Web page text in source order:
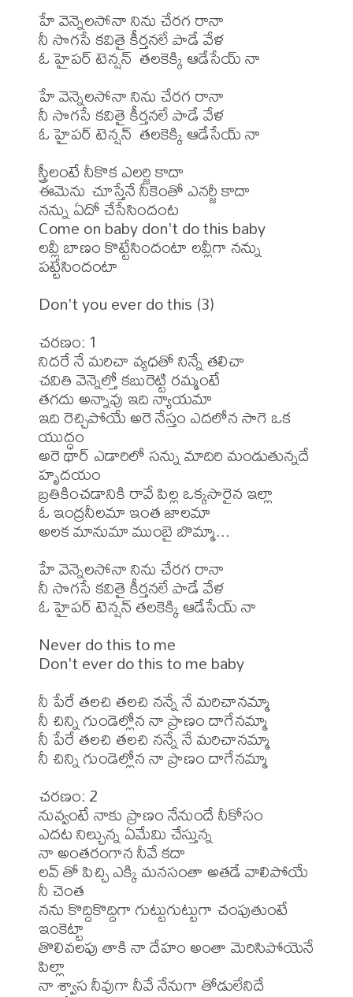
హే వెన్నెలసోనా నిను చేరగ రానా
నీ సొగసే కవితై కీర్తనలే పాడే వేళ
ఓ హైపర్ టెన్షన్  తలకెక్కి ఆడేసేయ్ నా
హే వెన్నెలసోనా నిను చేరగ రానా
నీ సొగసే కవితై కీర్తనలే పాడే వేళ
ఓ హైపర్ టెన్షన్  తలకెక్కి ఆడేసేయ్ నా
స్త్రీలంటే నీకొక ఎలర్జి కాదా
ఈమెను చూస్తేనే నీకెంతో ఎనర్జీ కాదా
నన్ను ఏదో చేసేసిందంట
Come on baby don't do this baby
లవ్లీ బాణం కొట్టేసిందంటా లవ్లీగా నన్ను
పట్టేసిందంటా
Don't you ever do this (3)
చరణం: 1
నిదరే నే మరిచా వ్యధతో నిన్నే తలిచా
చవితి వెన్నెల్తో కబురెట్టి రమ్మంటే
తగదు అన్నావు ఇది న్యాయమా
ఇది రెచ్చిపోయే అరె నేస్తం ఎదలోన సాగె ఒక
యుద్ధం
అరె థార్ ఎడారిలో సన్ను మాదిరి మండుతున్నదే
హృదయం
బ్రతికించడానికి రావే పిల్ల ఒక్కసారైన ఇల్లా
ఓ ఇంద్రనీలమా ఇంత జాలమా
అలక మానుమా ముంబై బొమ్మా...
హే వెన్నెలసోనా నిను చేరగ రానా
నీ సొగసే కవితై కీర్తనలే పాడే వేళ
ఓ హైపర్ టెన్షన్ తలకెక్కి ఆడేసేయ్ నా
Never do this to me
Don't ever do this to me baby
నీ పేరే తలచి తలచి నన్నే నే మరిచానమ్మా
నీ చిన్ని గుండెల్లోన నా ప్రాణం దాగేనమ్మా
నీ పేరే తలచి తలచి నన్నే నే మరిచానమ్మా
నీ చిన్ని గుండెల్లోన నా ప్రాణం దాగేనమ్మా
చరణం: 2
నువ్వంటే నాకు ప్రాణం నేనుందే నీకోసం
ఎదట నిల్చున్న ఏమేమి చేస్తున్న
నా అంతరంగాన నీవే కదా
లవ్ తో పిచ్చి ఎక్కి మనసంతా అతడే వాలిపోయే
నీ చెంత
నను కొద్దికొద్దిగా గుట్టుగుట్టుగా చంపుతుంటే
ఇంకెట్టా
తొలివలపు తాకి నా దేహం అంతా మెరిసిపోయెనే
పిల్లా
నా శ్వాస నీవుగా నీవే నేనుగా తోడులేనిదే